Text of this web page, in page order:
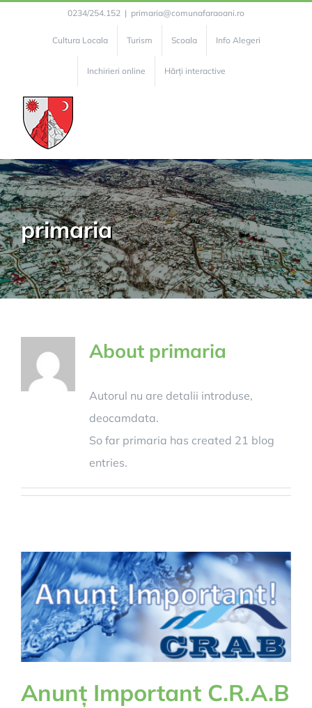
0234/254.152 | primaria@comunafaraoani.ro
Cultura Locala Turism Scoala Info Alegeri
Inchirieri online Hărți interactive
primaria
About primaria
Autorul nu are detalii introduse,
deocamdata.
So far primaria has created 21 blog
entries.
Anunț Important C.R.A.B